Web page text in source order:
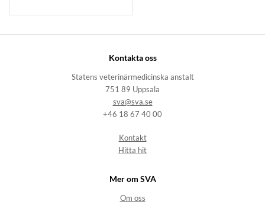
Kontakta oss
Statens veterinärmedicinska anstalt
751 89 Uppsala
sva@sva.se
+46 18 67 40 00
Kontakt
Hitta hit
Mer om SVA
Om oss